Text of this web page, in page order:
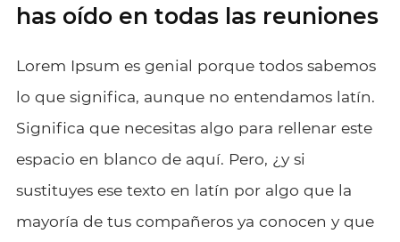
has oído en todas las reuniones
Lorem Ipsum es genial porque todos sabemos
lo que significa, aunque no entendamos latín.
Significa que necesitas algo para rellenar este
espacio en blanco de aquí. Pero, ¿y si
sustituyes ese texto en latín por algo que la
mayoría de tus compañeros ya conocen y que